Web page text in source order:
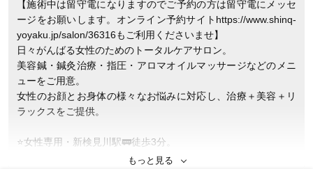
【施術中は留守電になりますのでご予約の方は留守電にメッセ
ージをお願いします。オンライン予約サイトhttps://www.shinq-
yoyaku.jp/salon/36316もご利用くださいませ】
日々がんばる女性のためのトータルケアサロン。
美容鍼・鍼灸治療・指圧・アロマオイルマッサージなどのメニ
ューをご用意。
女性のお顔とお身体の様々なお悩みに対応し、治療＋美容＋リ
ラックスをご提供。
⭐️女性専用・新検見川駅🚃徒歩3分。
⭐️始めから最後まで、女性鍼灸マッサージ師が施術を行います
もっと見る